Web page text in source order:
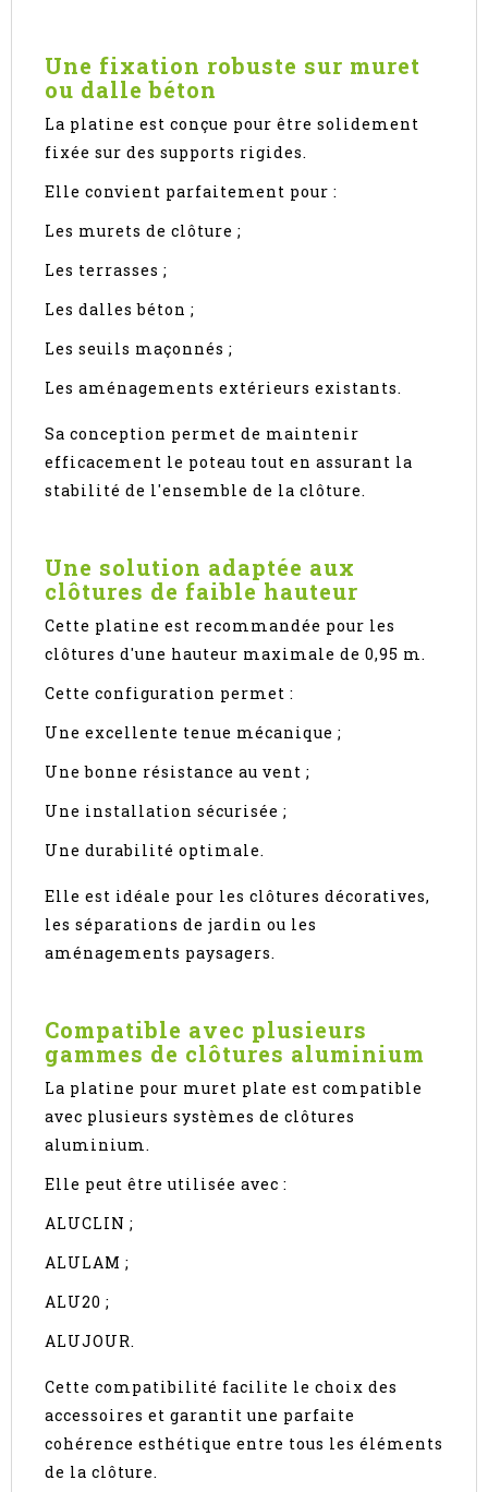
Une fixation robuste sur muret
ou dalle béton
La platine est conçue pour être solidement
fixée sur des supports rigides.
Elle convient parfaitement pour :
Les murets de clôture ;
Les terrasses ;
Les dalles béton ;
Les seuils maçonnés ;
Les aménagements extérieurs existants.
Sa conception permet de maintenir
efficacement le poteau tout en assurant la
stabilité de l'ensemble de la clôture.
Une solution adaptée aux
clôtures de faible hauteur
Cette platine est recommandée pour les
clôtures d'une hauteur maximale de 0,95 m.
Cette configuration permet :
Une excellente tenue mécanique ;
Une bonne résistance au vent ;
Une installation sécurisée ;
Une durabilité optimale.
Elle est idéale pour les clôtures décoratives,
les séparations de jardin ou les
aménagements paysagers.
Compatible avec plusieurs
gammes de clôtures aluminium
La platine pour muret plate est compatible
avec plusieurs systèmes de clôtures
aluminium.
Elle peut être utilisée avec :
ALUCLIN ;
ALULAM ;
ALU20 ;
ALUJOUR.
Cette compatibilité facilite le choix des
accessoires et garantit une parfaite
cohérence esthétique entre tous les éléments
de la clôture.